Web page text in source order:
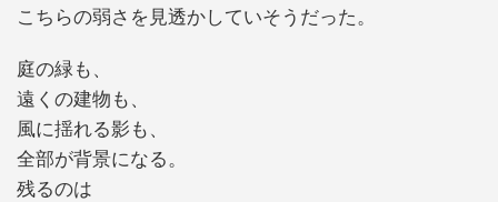
こちらの弱さを見透かしていそうだった。
庭の緑も、
遠くの建物も、
風に揺れる影も、
全部が背景になる。
残るのは